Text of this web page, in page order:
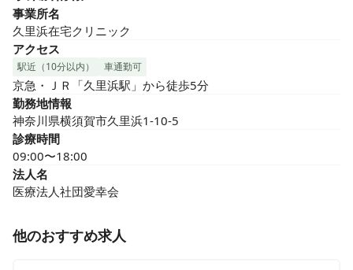
事業所名
久里浜在宅クリニック
アクセス
駅近（10分以内） 車通勤可
京急・ＪＲ「久里浜駅」から徒歩5分
勤務地情報
神奈川県横須賀市久里浜1-10-5
診療時間
09:00〜18:00
法人名
医療法人社団愛幸会
他のおすすめ求人